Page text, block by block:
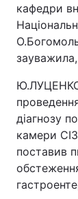
кафедри
Ю.ЛУЦЕНКО
діагнозу
камери
поставив